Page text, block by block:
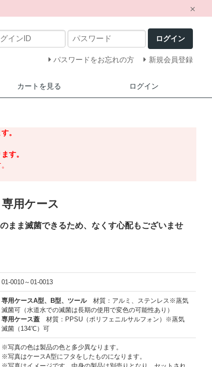
ログイン
パスワードをお忘れの方 新規会員登録
カートを見る ログイン
。
す。
用ケース
まま滅菌できるため、なくす心配もございませ
01-0010～01-0013
専用ケースA型、B型、ツール材質：アルミ、ステンレス※蒸気
滅菌可（水道水での滅菌は長期の使用で変色の可能性あり）
専用ケース蓋 材質：PPSU（ポリフェニルサルフォン）※蒸気
滅菌（134℃）可
※写真の色は製品の色と多少異なります。
※写真はケースA型にフタをしたものになります。